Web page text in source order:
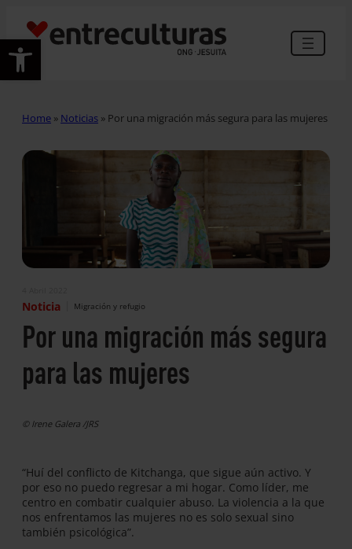
Abrir barra de herramientas
Home » Noticias » Por una migración más segura para las mujeres
Noticia Migración y refugio
Por una migración más segura
para las mujeres
© Irene Galera /JRS
“Huí del conflicto de Kitchanga, que sigue aún activo. Y
por eso no puedo regresar a mi hogar. Como líder, me
centro en combatir cualquier abuso. La violencia a la que
nos enfrentamos las mujeres no es solo sexual sino
también psicológica”.